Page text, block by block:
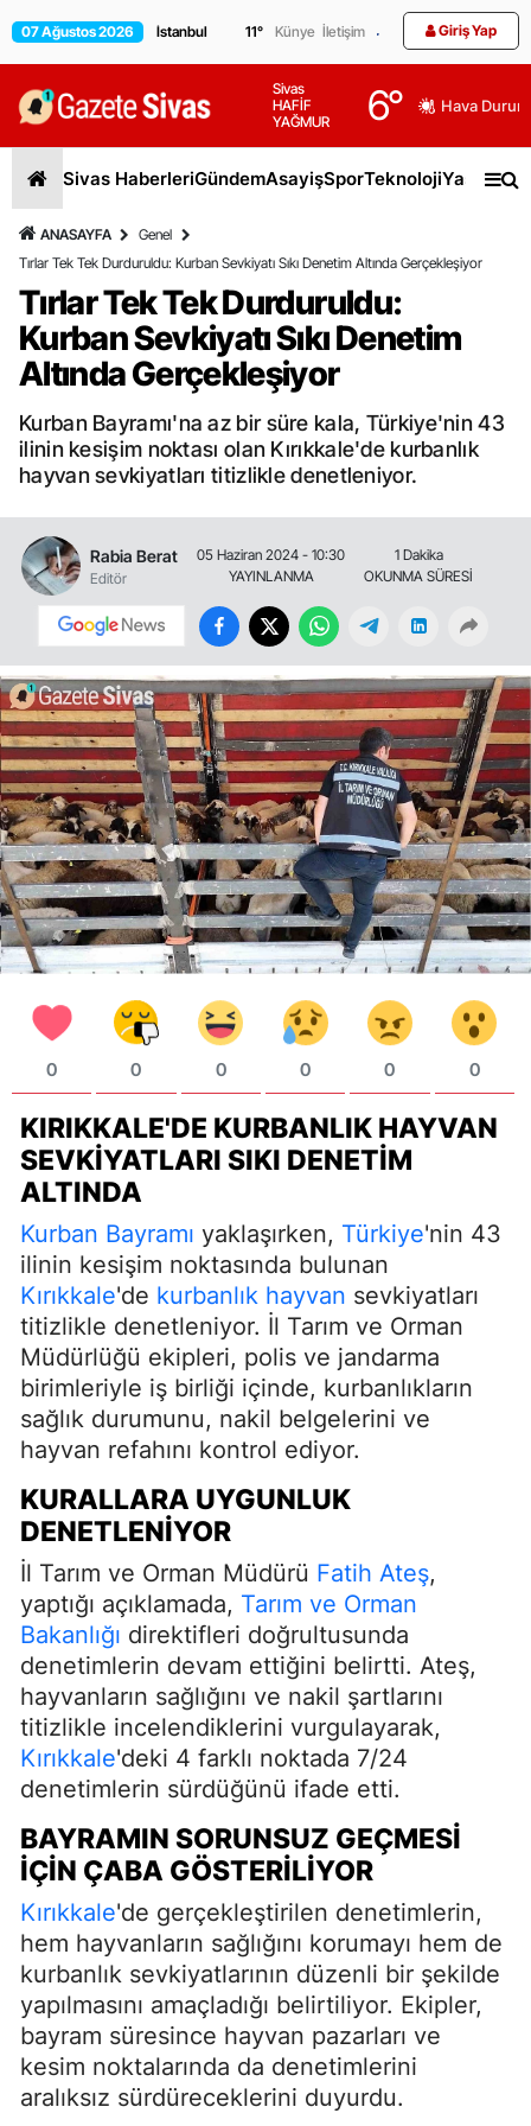
07 Ağustos 2026 11° Künye İletişim Giriş Yap
Sivas
HAFİF
YAĞMUR
6° Hava
Sivas HaberleriGündemAsayişSporTeknolojiYaşam
ANASAYFA
Genel
Tırlar Tek Tek Durduruldu: Kurban Sevkiyatı Sıkı Denetim Altında Gerçekleşiyor
Tırlar Tek Tek Durduruldu:
Kurban Sevkiyatı Sıkı Denetim
Altında Gerçekleşiyor
Kurban Bayramı'na az bir süre kala, Türkiye'nin 43
ilinin kesişim noktası olan Kırıkkale'de kurbanlık
hayvan sevkiyatları titizlikle denetleniyor.
Rabia Berat
Editör
05 Haziran 2024 - 10:30
YAYINLANMA
1 Dakika
OKUNMA SÜRESİ
0 0 0 0 0 0
KIRIKKALE'DE KURBANLIK HAYVAN
SEVKIYATLARI SIKI DENETIM
ALTINDA
Kurban Bayramı yaklaşırken, Türkiye'nin 43
ilinin kesişim noktasında bulunan
Kırıkkale'de kurbanlık hayvan sevkiyatları
titizlikle denetleniyor. İl Tarım ve Orman
Müdürlüğü ekipleri, polis ve jandarma
birimleriyle iş birliği içinde, kurbanlıkların
sağlık durumunu, nakil belgelerini ve
hayvan refahını kontrol ediyor.
KURALLARA UYGUNLUK
DENETLENIYOR
İl Tarım ve Orman Müdürü Fatih Ateş,
yaptığı açıklamada, Tarım ve Orman
Bakanlığı direktifleri doğrultusunda
denetimlerin devam ettiğini belirtti. Ateş,
hayvanların sağlığını ve nakil şartlarını
titizlikle incelendiklerini vurgulayarak,
Kırıkkale'deki 4 farklı noktada 7/24
denetimlerin sürdüğünü ifade etti.
BAYRAMIN SORUNSUZ GEÇMESI
İÇIN ÇABA GÖSTERILIYOR
Kırıkkale'de gerçekleştirilen denetimlerin,
hem hayvanların sağlığını korumayı hem de
kurbanlık sevkiyatlarının düzenli bir şekilde
yapılmasını amaçladığı belirtiliyor. Ekipler,
bayram süresince hayvan pazarları ve
kesim noktalarında da denetimlerini
aralıksız sürdüreceklerini duyurdu.